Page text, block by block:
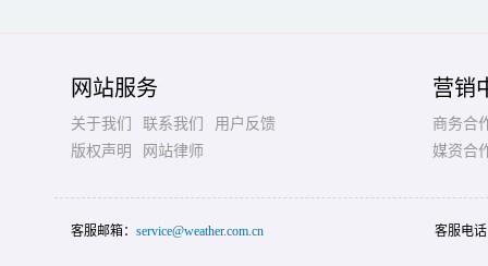
网站服务
关于我们 联系我们
用户反馈
版权声明
网站律师
营销
商务合
媒资合
客服邮箱： service@weather.com.cn 客服电